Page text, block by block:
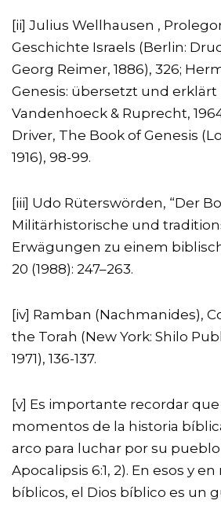
[ii] Julius Wellhausen ,
Geschichte Israels (Berlin:
Georg Reimer, 1886), 326;
Genesis: übersetzt und erklärt
Vandenhoeck & Ruprecht,
Driver, The Book of Genesis
1916), 98-99.
[iii] Udo Rüterswörden, “Der
Militärhistorische und
Erwägungen zu einem
20 (1988): 247–263.
[iv] Ramban (Nachmanides),
the Torah (New York: Shilo
1971), 136-137.
[v] Es importante recordar
momentos de la historia
arco para luchar por su pueblo
Apocalipsis 6:1, 2). En esos y
bíblicos, el Dios bíblico es un